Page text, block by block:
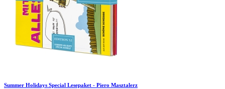
Summer Holidays Special Lesepaket - Piero Masztalerz